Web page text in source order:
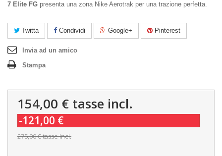
7 Elite FG presenta una zona Nike Aerotrak per una trazione perfetta.
Twitta Condividi Google+ Pinterest
Invia ad un amico
Stampa
154,00 € tasse incl.
-121,00 €
275,00 €tasse incl.